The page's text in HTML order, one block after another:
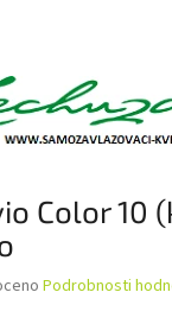
Color 10
Podrobnosti